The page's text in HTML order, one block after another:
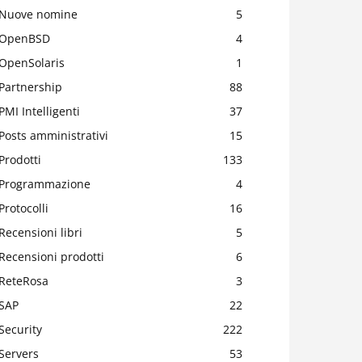
Nuove nomine
5
4
1
Partnership
88
PMI Intelligenti
37
Posts amministrativi
15
Prodotti
133
Programmazione
4
Protocolli
16
Recensioni libri
5
Recensioni prodotti
6
ReteRosa
3
22
222
53